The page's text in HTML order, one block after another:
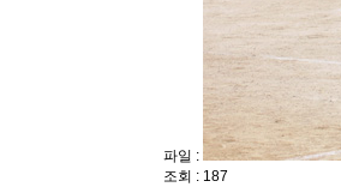
파일 :
조회 : 187